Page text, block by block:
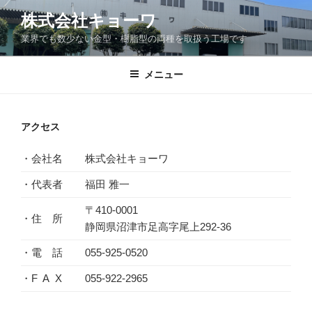
コ
ン
テ
ン
株式会社キョーワ
業界でも数少ない金型・樹脂型の両種を取扱う工場です
メニュー
アクセス
・会社名 株式会社キョーワ
・代表者 福田 雅一
・住 所
〒410-0001
静岡県沼津市足高字尾上292-36
・電 話 055-925-0520
・F A X 055-922-2965